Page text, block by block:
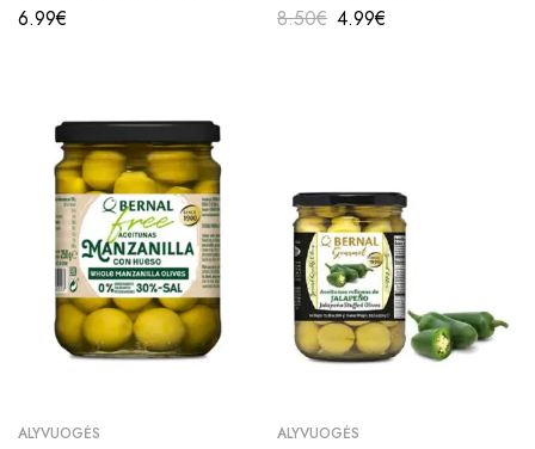
6.99€ 8.50€ Original
price
4.99€
ALYVUOGĖS ALYVUOGĖS